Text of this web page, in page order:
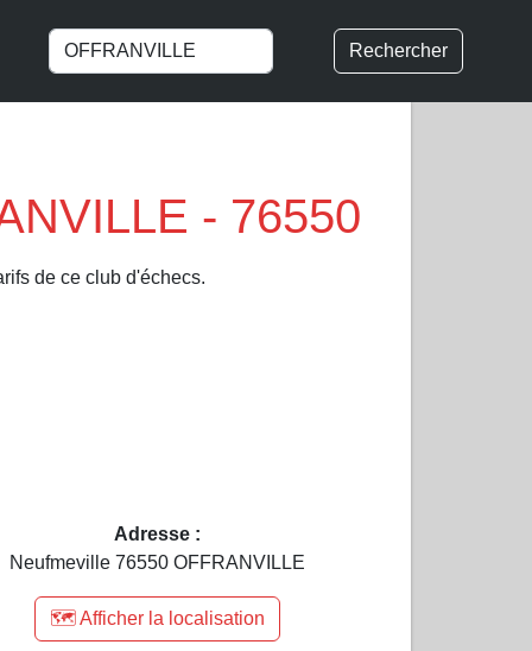
Rechercher
- 76550
de ce club d'échecs.
Adresse :
Neufmeville 76550 OFFRANVILLE
🗺️ Afficher la localisation